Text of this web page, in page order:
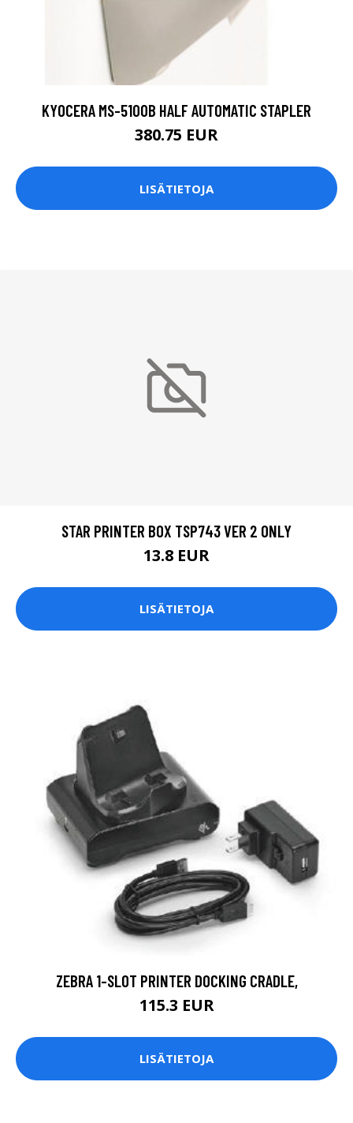
KYOCERA MS-5100B HALF AUTOMATIC STAPLER
380.75 EUR
LISÄTIETOJA
STAR PRINTER BOX TSP743 VER 2 ONLY
13.8 EUR
LISÄTIETOJA
ZEBRA 1-SLOT PRINTER DOCKING CRADLE,
115.3 EUR
LISÄTIETOJA